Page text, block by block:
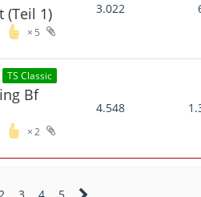
(Teil 1)
5
3.022
TS Classic
Bf
2
4.548